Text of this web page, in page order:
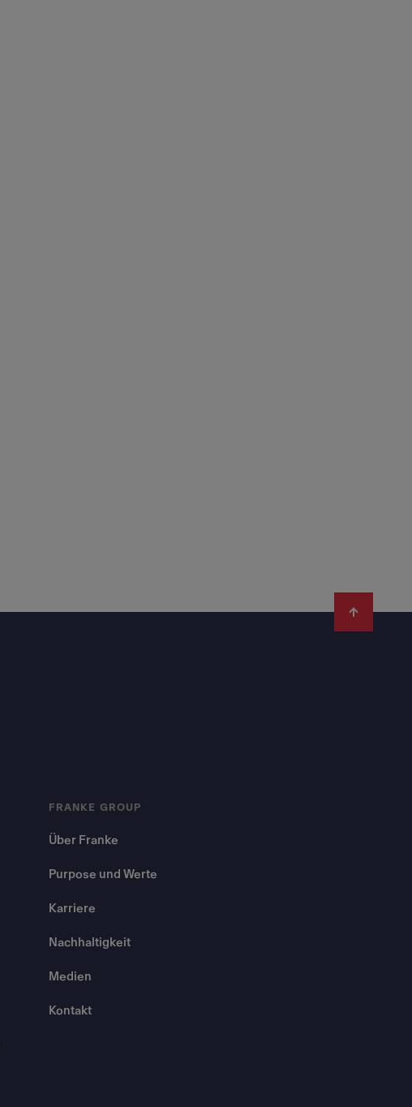
FRANKE GROUP
Über Franke
Purpose und Werte
Karriere
Nachhaltigkeit
Medien
Kontakt